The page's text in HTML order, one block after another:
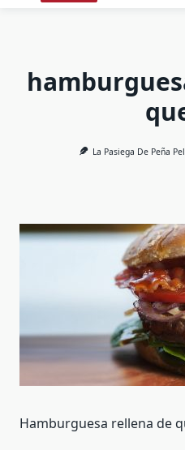
La Pasiega De Peña
Hamburguesa rellena de